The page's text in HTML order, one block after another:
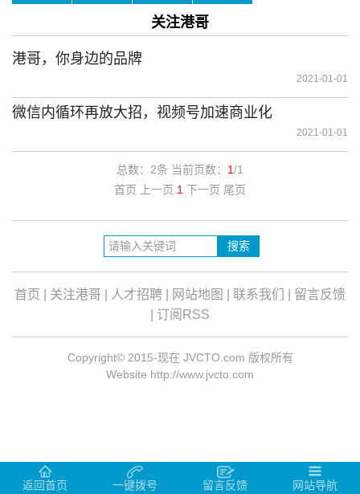
关注港哥
港哥，你身边的品牌
2021-01-01
微信内循环再放大招，视频号加速商业化
2021-01-01
总数：2条 当前页数： 1/1
首页 上一页 1 下一页 尾页
首页 关注港哥 人才招聘 网站地图 联系我们
留言反馈
订阅RSS
Copyright© 2015-现在 JVCTO.com 版权所有
Website http://www.jvcto.com
返回首页 一键拨号 留言反馈 网站导航